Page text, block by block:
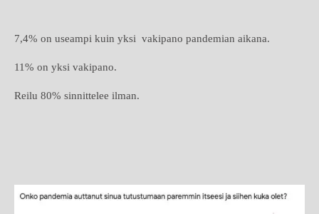
7,4% on useampi kuin yksi vakipano pandemian aikana.
11% on yksi vakipano.
Reilu 80% sinnittelee ilman.